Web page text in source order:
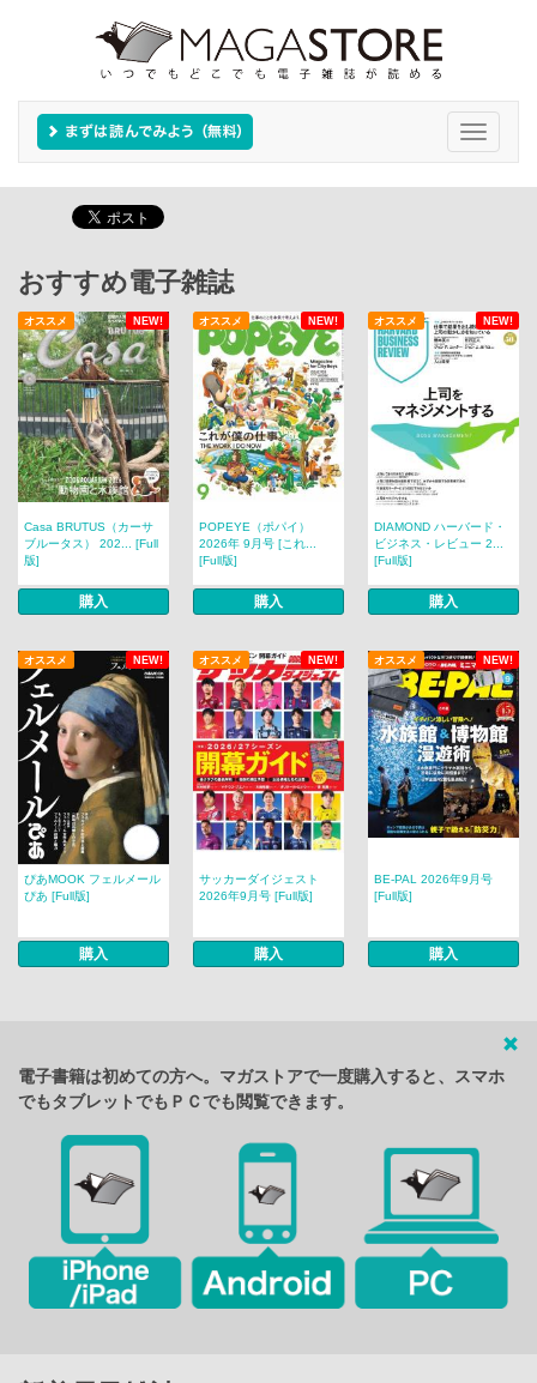
Toggle
おすすめ電子雑誌
NEW!
オススメ NEW!
オススメ NEW!
オススメ
Casa BRUTUS（カーサ
ブルータス） 202... [Full
版]
購入
POPEYE（ポパイ）
2026年 9月号 [これ...
[Full版]
購入
DIAMOND ハーバード・
ビジネス・レビュー 2...
[Full版]
購入
NEW!
オススメ NEW!
オススメ NEW!
オススメ
ぴあMOOK フェルメール
ぴあ [Full版]
購入
サッカーダイジェスト
2026年9月号 [Full版]
購入
BE-PAL 2026年9月号
[Full版]
購入
電子書籍は初めての方へ。マガストアで一度購入すると、スマホ
でもタブレットでもＰＣでも閲覧できます。